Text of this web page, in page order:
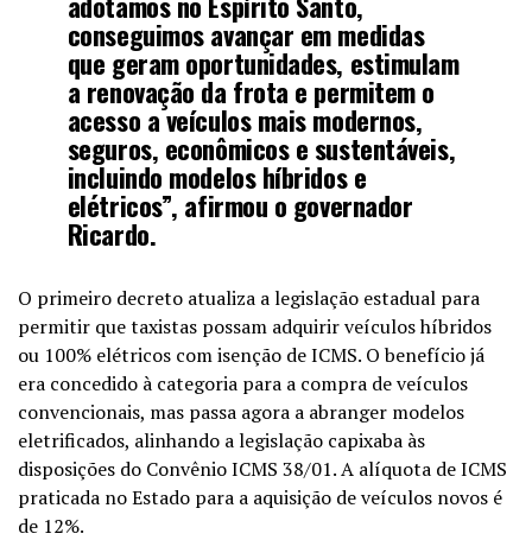
conseguimos avançar em medidas
que geram oportunidades, estimulam
a renovação da frota e permitem o
acesso a veículos mais modernos,
seguros, econômicos e sustentáveis,
incluindo modelos híbridos e
elétricos”, afirmou o governador
Ricardo.
O primeiro decreto atualiza a legislação estadual para
permitir que taxistas possam adquirir veículos híbridos
ou 100% elétricos com isenção de ICMS. O benefício já
era concedido à categoria para a compra de veículos
convencionais, mas passa agora a abranger modelos
eletrificados, alinhando a legislação capixaba às
disposições do Convênio ICMS 38/01. A alíquota de ICMS
praticada no Estado para a aquisição de veículos novos é
de 12%.